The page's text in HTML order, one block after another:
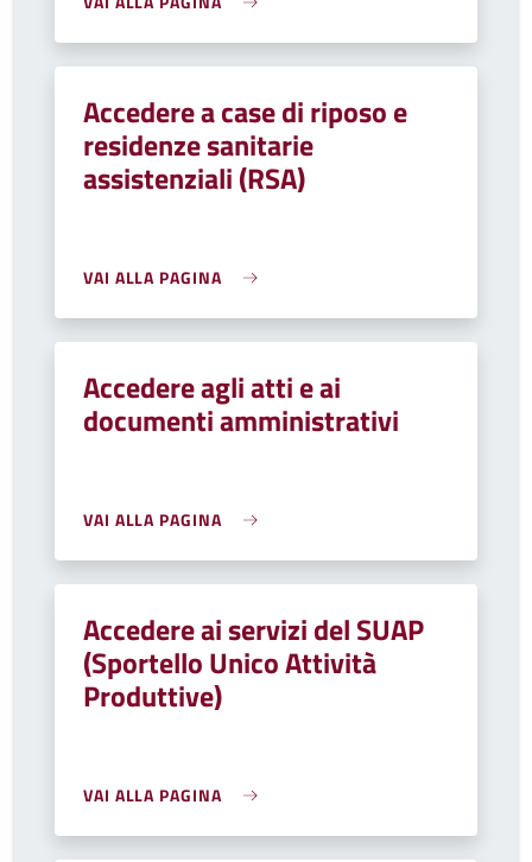
Accedere a case di riposo e
residenze sanitarie
assistenziali (RSA)
VAI ALLA PAGINA
Accedere agli atti e ai
documenti amministrativi
VAI ALLA PAGINA
Accedere ai servizi del SUAP
(Sportello Unico Attività
Produttive)
VAI ALLA PAGINA